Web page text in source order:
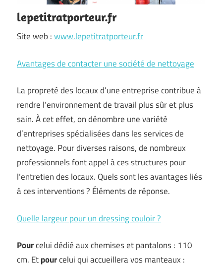
lepetitratporteur.fr
Site web :www.lepetitratporteur.fr
Avantages de contacter une société de nettoyage
La propreté des locaux d’une entreprise contribue à
rendre l’environnement de travail plus sûr et plus
sain. À cet effet, on dénombre une variété
d’entreprises spécialisées dans les services de
nettoyage. Pour diverses raisons, de nombreux
professionnels font appel à ces structures pour
l’entretien des locaux. Quels sont les avantages liés
à ces interventions ? Éléments de réponse.
Quelle largeur pour un dressing couloir ?
Pourcelui dédié aux chemises et pantalons : 110
cm. Etpourcelui qui accueillera vos manteaux :